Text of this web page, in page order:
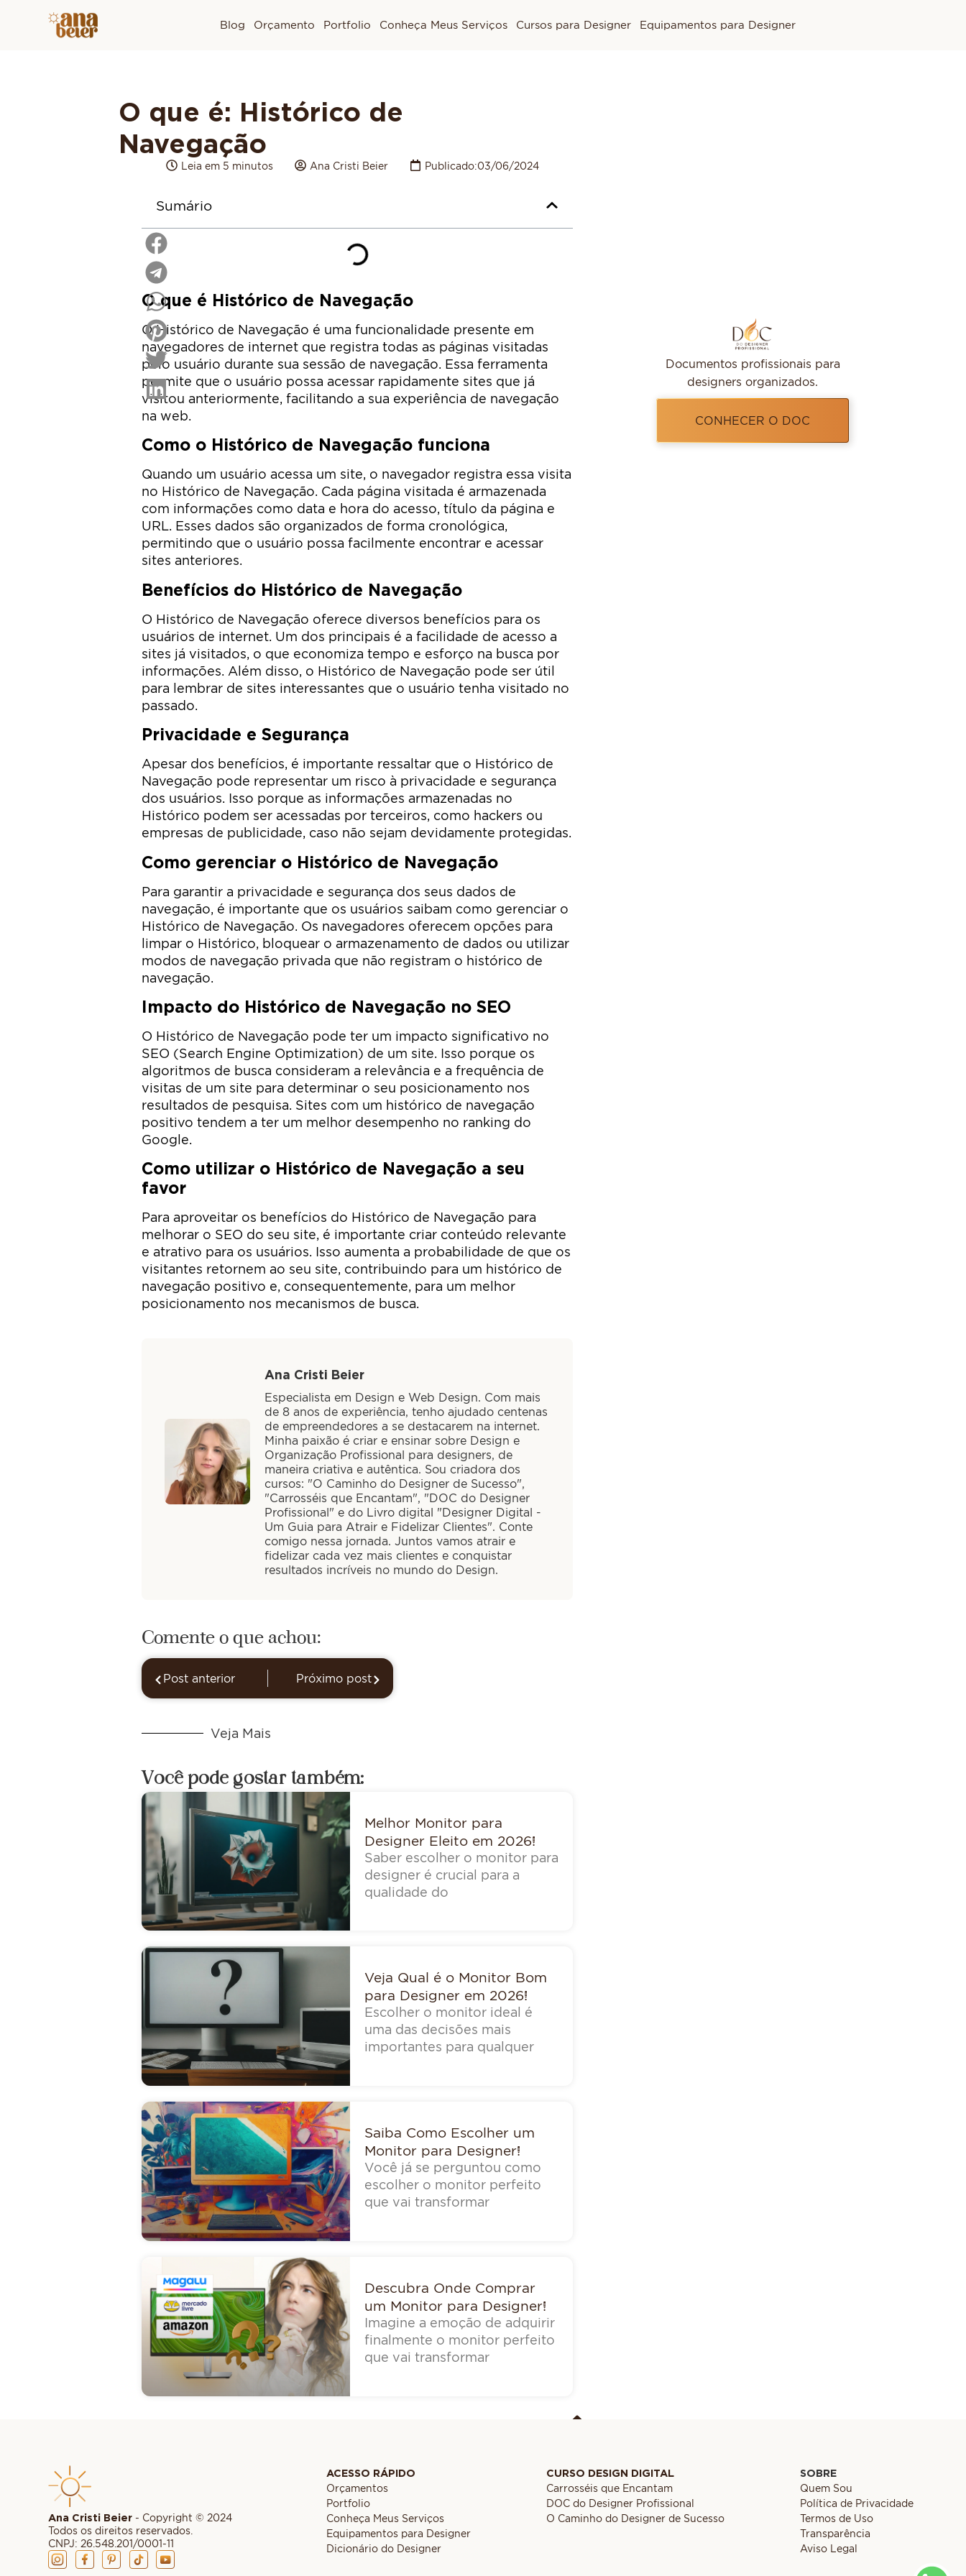
Blog Orçamento Portfolio Conheça Meus Serviços Cursos para Designer Equipamentos para Designer
O que é: Histórico de
Navegação
Leia em 5 minutos Ana Cristi Beier Publicado:03/06/2024
Sumário
O que é Histórico de Navegação
O Histórico de Navegação é uma funcionalidade presente em
navegadores de internet que registra todas as páginas visitadas
pelo usuário durante sua sessão de navegação. Essa ferramenta
permite que o usuário possa acessar rapidamente sites que já
visitou anteriormente, facilitando a sua experiência de navegação
na web.
Como o Histórico de Navegação funciona
Quando um usuário acessa um site, o navegador registra essa visita
no Histórico de Navegação. Cada página visitada é armazenada
com informações como data e hora do acesso, título da página e
URL. Esses dados são organizados de forma cronológica,
permitindo que o usuário possa facilmente encontrar e acessar
sites anteriores.
Benefícios do Histórico de Navegação
O Histórico de Navegação oferece diversos benefícios para os
usuários de internet. Um dos principais é a facilidade de acesso a
sites já visitados, o que economiza tempo e esforço na busca por
informações. Além disso, o Histórico de Navegação pode ser útil
para lembrar de sites interessantes que o usuário tenha visitado no
passado.
Privacidade e Segurança
Apesar dos benefícios, é importante ressaltar que o Histórico de
Navegação pode representar um risco à privacidade e segurança
dos usuários. Isso porque as informações armazenadas no
Histórico podem ser acessadas por terceiros, como hackers ou
empresas de publicidade, caso não sejam devidamente protegidas.
Como gerenciar o Histórico de Navegação
Para garantir a privacidade e segurança dos seus dados de
navegação, é importante que os usuários saibam como gerenciar o
Histórico de Navegação. Os navegadores oferecem opções para
limpar o Histórico, bloquear o armazenamento de dados ou utilizar
modos de navegação privada que não registram o histórico de
navegação.
Impacto do Histórico de Navegação no SEO
O Histórico de Navegação pode ter um impacto significativo no
SEO (Search Engine Optimization) de um site. Isso porque os
algoritmos de busca consideram a relevância e a frequência de
visitas de um site para determinar o seu posicionamento nos
resultados de pesquisa. Sites com um histórico de navegação
positivo tendem a ter um melhor desempenho no ranking do
Google.
Como utilizar o Histórico de Navegação a seu
favor
Para aproveitar os benefícios do Histórico de Navegação para
melhorar o SEO do seu site, é importante criar conteúdo relevante
e atrativo para os usuários. Isso aumenta a probabilidade de que os
visitantes retornem ao seu site, contribuindo para um histórico de
navegação positivo e, consequentemente, para um melhor
posicionamento nos mecanismos de busca.
Ana Cristi Beier
Especialista em Design e Web Design. Com mais
de 8 anos de experiência, tenho ajudado centenas
de empreendedores a se destacarem na internet.
Minha paixão é criar e ensinar sobre Design e
Organização Profissional para designers, de
maneira criativa e autêntica. Sou criadora dos
cursos: "O Caminho do Designer de Sucesso",
"Carrosséis que Encantam", "DOC do Designer
Profissional" e do Livro digital "Designer Digital -
Um Guia para Atrair e Fidelizar Clientes". Conte
comigo nessa jornada. Juntos vamos atrair e
fidelizar cada vez mais clientes e conquistar
resultados incríveis no mundo do Design.
Comente o que achou:
Post anterior Próximo post
Veja Mais
Você pode gostar também:
Melhor Monitor para
Designer Eleito em 2026!
Saber escolher o monitor para
designer é crucial para a
qualidade do
Veja Qual é o Monitor Bom
para Designer em 2026!
Escolher o monitor ideal é
uma das decisões mais
importantes para qualquer
Saiba Como Escolher um
Monitor para Designer!
Você já se perguntou como
escolher o monitor perfeito
que vai transformar
Descubra Onde Comprar
um Monitor para Designer!
Imagine a emoção de adquirir
finalmente o monitor perfeito
que vai transformar
Documentos profissionais para
designers organizados.
CONHECER O DOC
Ana Cristi Beier - Copyright © 2024
Todos os direitos reservados.
CNPJ: 26.548.201/0001-11
ACESSO RÁPIDO
Orçamentos
Portfolio
Conheça Meus Serviços
Equipamentos para Designer
Dicionário do Designer
CURSO DESIGN DIGITAL
Carrosséis que Encantam
DOC do Designer Profissional
O Caminho do Designer de Sucesso
SOBRE
Quem Sou
Política de Privacidade
Termos de Uso
Transparência
Aviso Legal